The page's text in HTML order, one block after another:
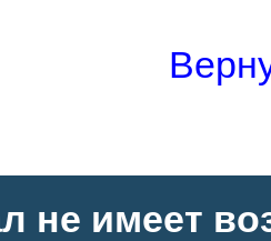
не имеет